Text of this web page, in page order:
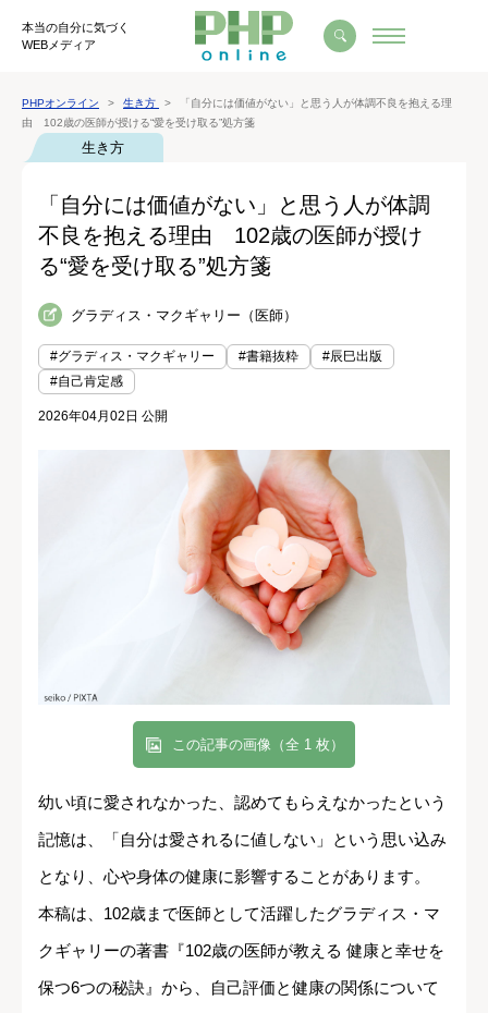
本当の自分に気づく
WEBメディア
PHPオンライン 生き方
「自分には価値がない」と思う人が体調不良を抱える理
由 102歳の医師が授ける“愛を受け取る”処方箋
生き方
「自分には価値がない」と思う人が体調
不良を抱える理由 102歳の医師が授け
る“愛を受け取る”処方箋
グラディス・マクギャリー（医師）
#グラディス・マクギャリー #書籍抜粋
#辰巳出版
#自己肯定感
2026年04月02日 公開
この記事の画像（全 1 枚）
幼い頃に愛されなかった、認めてもらえなかったという
記憶は、「自分は愛されるに値しない」という思い込み
となり、心や身体の健康に影響することがあります。
本稿は、102歳まで医師として活躍したグラディス・マ
クギャリーの著書『102歳の医師が教える 健康と幸せを
保つ6つの秘訣』から、自己評価と健康の関係について